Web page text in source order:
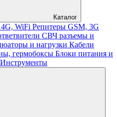
Каталог
WiFi Репитеры GSM, 3G
СВЧ разъемы и
и нагрузки Кабели
гермобоксы Блоки питания и
Инструменты